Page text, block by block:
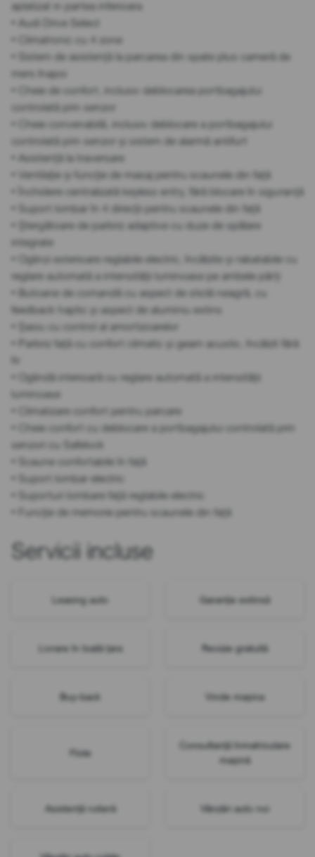
aplatizat in partea inferioara
• Audi Drive Select
• Climatronic cu 4 zone
• Sistem de asistență la parcarea din spate plus cameră de
mers înapoi
• Cheie de confort, inclusiv deblocarea portbagajului
controlată prin senzor
• Cheie convenabilă, inclusiv deblocare a portbagajului
controlată prin senzor și sistem de alarmă antifurt
• Asistență la traversare
• Ventilație și funcție de masaj pentru scaunele din față
• Închidere centralizată keyless entry, fără blocare în siguranță
• Suport lombar în 4 direcții pentru scaunele din față
• Ștergătoare de parbriz adaptive cu duze de spălare
integrate
• Oglinzi exterioare reglabile electric, încălzite și rabatabile cu
reglare automată a intensității luminoase pe ambele părți
• Butoane de comandă cu aspect de sticlă neagră, cu
feedback haptic și aspect de aluminiu extins
• Șasiu cu control al amortizoarelor
• Parbriz față cu confort climatic și geam acustic, încălzit fără
• Oglindă interioară cu reglare automată a intensității
luminoase
• Climatizare confort pentru parcare
• Cheie confort cu deblocare a portbagajului controlată prin
senzori cu Safelock
• Scaune confortabile în față
• Suport lombar electric
• Suporturi lombare față reglabile electric
• Funcție de memorie pentru scaunele din față
Servicii incluse
Leasing auto Garanție extinsă
Livrare în toată țara Revizie gratuită
Buy-back Vinde mașina
Flote
Consultanță înmatriculare
mașină
Asistență rutieră Vânzări auto noi